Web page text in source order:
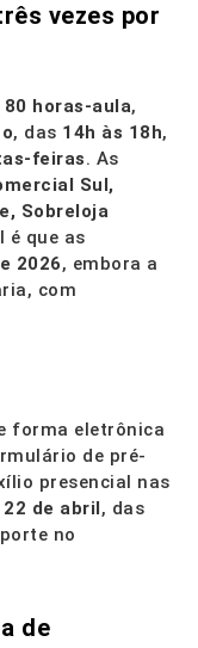
vezes por
80 horas-aula,
, das 14h às 18h,
feiras. As
Sul,
Sobreloja
é que as
2026, embora a
com
forma eletrônica
de pré-
presencial nas
22 de abril, das
no
de